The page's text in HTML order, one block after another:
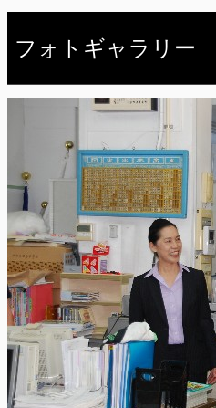
フォトギャラリー